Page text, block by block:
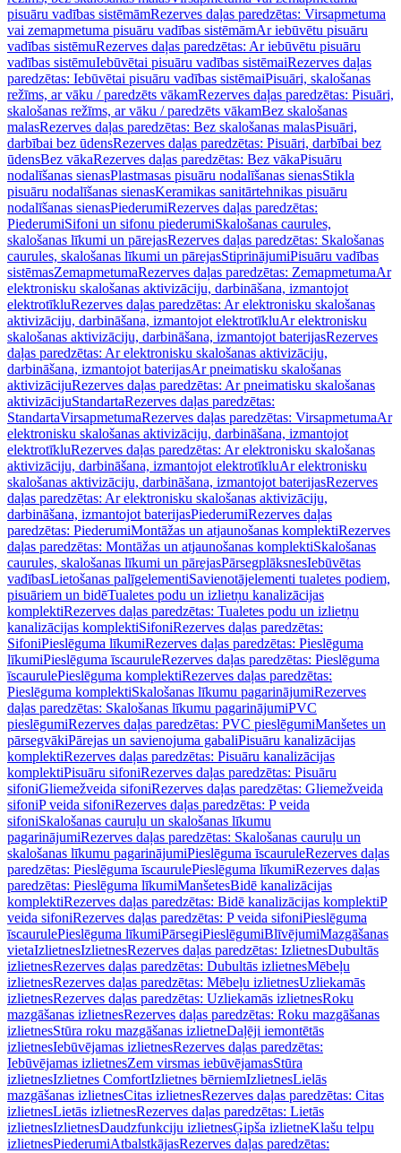
pisuāru vadības sistēmāmRezerves daļas paredzētas: Virsapmetuma
vai zemapmetuma pisuāru vadības sistēmāmAr iebūvētu pisuāru
vadības sistēmuRezerves daļas paredzētas: Ar iebūvētu pisuāru
vadības sistēmuIebūvētai pisuāru vadības sistēmaiRezerves daļas
paredzētas: Iebūvētai pisuāru vadības sistēmaiPisuāri, skalošanas
režīms, ar vāku / paredzēts vākamRezerves daļas paredzētas: Pisuāri,
skalošanas režīms, ar vāku / paredzēts vākamBez skalošanas
malasRezerves daļas paredzētas: Bez skalošanas malasPisuāri,
darbībai bez ūdensRezerves daļas paredzētas: Pisuāri, darbībai bez
ūdensBez vākaRezerves daļas paredzētas: Bez vākaPisuāru
nodalīšanas sienasPlastmasas pisuāru nodalīšanas sienasStikla
pisuāru nodalīšanas sienasKeramikas sanitārtehnikas pisuāru
nodalīšanas sienasPiederumiRezerves daļas paredzētas:
PiederumiSifoni un sifonu piederumiSkalošanas caurules,
skalošanas līkumi un pārejasRezerves daļas paredzētas: Skalošanas
caurules, skalošanas līkumi un pārejasStiprinājumiPisuāru vadības
sistēmasZemapmetumaRezerves daļas paredzētas: ZemapmetumaAr
elektronisku skalošanas aktivizāciju, darbināšana, izmantojot
elektrotīkluRezerves daļas paredzētas: Ar elektronisku skalošanas
aktivizāciju, darbināšana, izmantojot elektrotīkluAr elektronisku
skalošanas aktivizāciju, darbināšana, izmantojot baterijasRezerves
daļas paredzētas: Ar elektronisku skalošanas aktivizāciju,
darbināšana, izmantojot baterijasAr pneimatisku skalošanas
aktivizācijuRezerves daļas paredzētas: Ar pneimatisku skalošanas
aktivizācijuStandartaRezerves daļas paredzētas:
StandartaVirsapmetumaRezerves daļas paredzētas: VirsapmetumaAr
elektronisku skalošanas aktivizāciju, darbināšana, izmantojot
elektrotīkluRezerves daļas paredzētas: Ar elektronisku skalošanas
aktivizāciju, darbināšana, izmantojot elektrotīkluAr elektronisku
skalošanas aktivizāciju, darbināšana, izmantojot baterijasRezerves
daļas paredzētas: Ar elektronisku skalošanas aktivizāciju,
darbināšana, izmantojot baterijasPiederumiRezerves daļas
paredzētas: PiederumiMontāžas un atjaunošanas komplektiRezerves
daļas paredzētas: Montāžas un atjaunošanas komplektiSkalošanas
caurules, skalošanas līkumi un pārejasPārsegplāksnesIebūvētas
vadībasLietošanas palīgelementiSavienotājelementi tualetes podiem,
pisuāriem un bidēTualetes podu un izlietņu kanalizācijas
komplektiRezerves daļas paredzētas: Tualetes podu un izlietņu
kanalizācijas komplektiSifoniRezerves daļas paredzētas:
SifoniPieslēguma līkumiRezerves daļas paredzētas: Pieslēguma
līkumiPieslēguma īscauruleRezerves daļas paredzētas: Pieslēguma
īscaurulePieslēguma komplektiRezerves daļas paredzētas:
Pieslēguma komplektiSkalošanas līkumu pagarinājumiRezerves
daļas paredzētas: Skalošanas līkumu pagarinājumiPVC
pieslēgumiRezerves daļas paredzētas: PVC pieslēgumiManšetes un
pārsegvākiPārejas un savienojuma gabaliPisuāru kanalizācijas
komplektiRezerves daļas paredzētas: Pisuāru kanalizācijas
komplektiPisuāru sifoniRezerves daļas paredzētas: Pisuāru
sifoniGliemežveida sifoniRezerves daļas paredzētas: Gliemežveida
sifoniP veida sifoniRezerves daļas paredzētas: P veida
sifoniSkalošanas cauruļu un skalošanas līkumu
pagarinājumiRezerves daļas paredzētas: Skalošanas cauruļu un
skalošanas līkumu pagarinājumiPieslēguma īscauruleRezerves daļas
paredzētas: Pieslēguma īscaurulePieslēguma līkumiRezerves daļas
paredzētas: Pieslēguma līkumiManšetesBidē kanalizācijas
komplektiRezerves daļas paredzētas: Bidē kanalizācijas komplektiP
veida sifoniRezerves daļas paredzētas: P veida sifoniPieslēguma
īscaurulePieslēguma līkumiPārsegiPieslēgumiBlīvējumiMazgāšanas
vietaIzlietnesIzlietnesRezerves daļas paredzētas: IzlietnesDubultās
izlietnesRezerves daļas paredzētas: Dubultās izlietnesMēbeļu
izlietnesRezerves daļas paredzētas: Mēbeļu izlietnesUzliekamās
izlietnesRezerves daļas paredzētas: Uzliekamās izlietnesRoku
mazgāšanas izlietnesRezerves daļas paredzētas: Roku mazgāšanas
izlietnesStūra roku mazgāšanas izlietneDaļēji iemontētās
izlietnesIebūvējamas izlietnesRezerves daļas paredzētas:
Iebūvējamas izlietnesZem virsmas iebūvējamasStūra
izlietnesIzlietnes ComfortIzlietnes bērniemIzlietnesLielās
mazgāšanas izlietnesCitas izlietnesRezerves daļas paredzētas: Citas
izlietnesLietās izlietnesRezerves daļas paredzētas: Lietās
izlietnesIzlietnesDaudzfunkciju izlietnesĢipša izlietneKlašu telpu
izlietnesPiederumiAtbalstkājasRezerves daļas paredzētas: